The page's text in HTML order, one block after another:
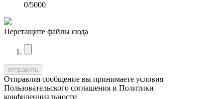
0/5000
Перетащите файлы сюда
Отправляя сообщение вы принимаете условия
Пользовательского соглашения и Политики
конфиденциальности